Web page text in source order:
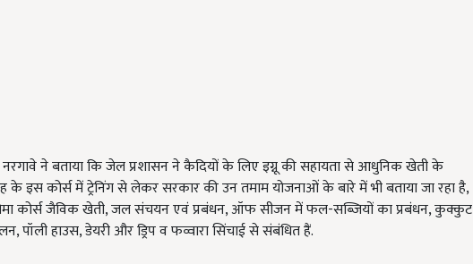
ने बताया कि जेल प्रशासन ने कैदियों के लिए इग्नू की सहायता से आधुनिक खेती के
के इस कोर्स में ट्रेनिंग से लेकर सरकार की उन तमाम योजनाओं के बारे में भी बताया जा रहा है,
कोर्स जैविक खेती, जल संचयन एवं प्रबंधन, ऑफ सीजन में फल-सब्जियों का प्रबंधन, कुक्कुट
पॉली हाउस, डेयरी और ड्रिप व फव्वारा सिंचाई से संबंधित हैं.